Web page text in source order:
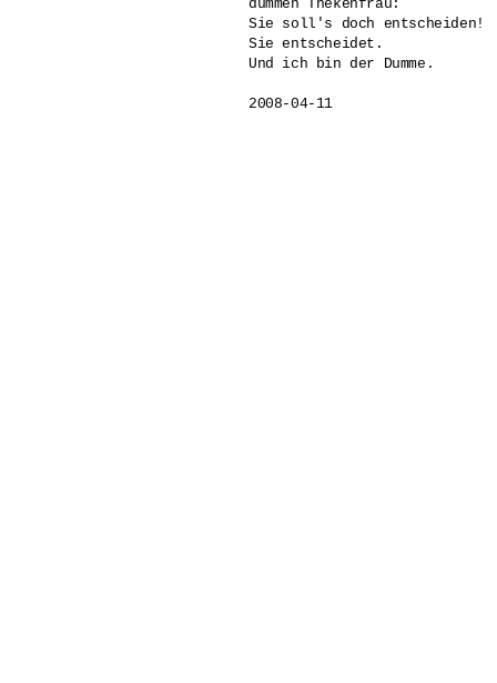
dummen Thekenfrau:
Sie soll's doch entscheiden!
Sie entscheidet.
Und ich bin der Dumme.
2008-04-11